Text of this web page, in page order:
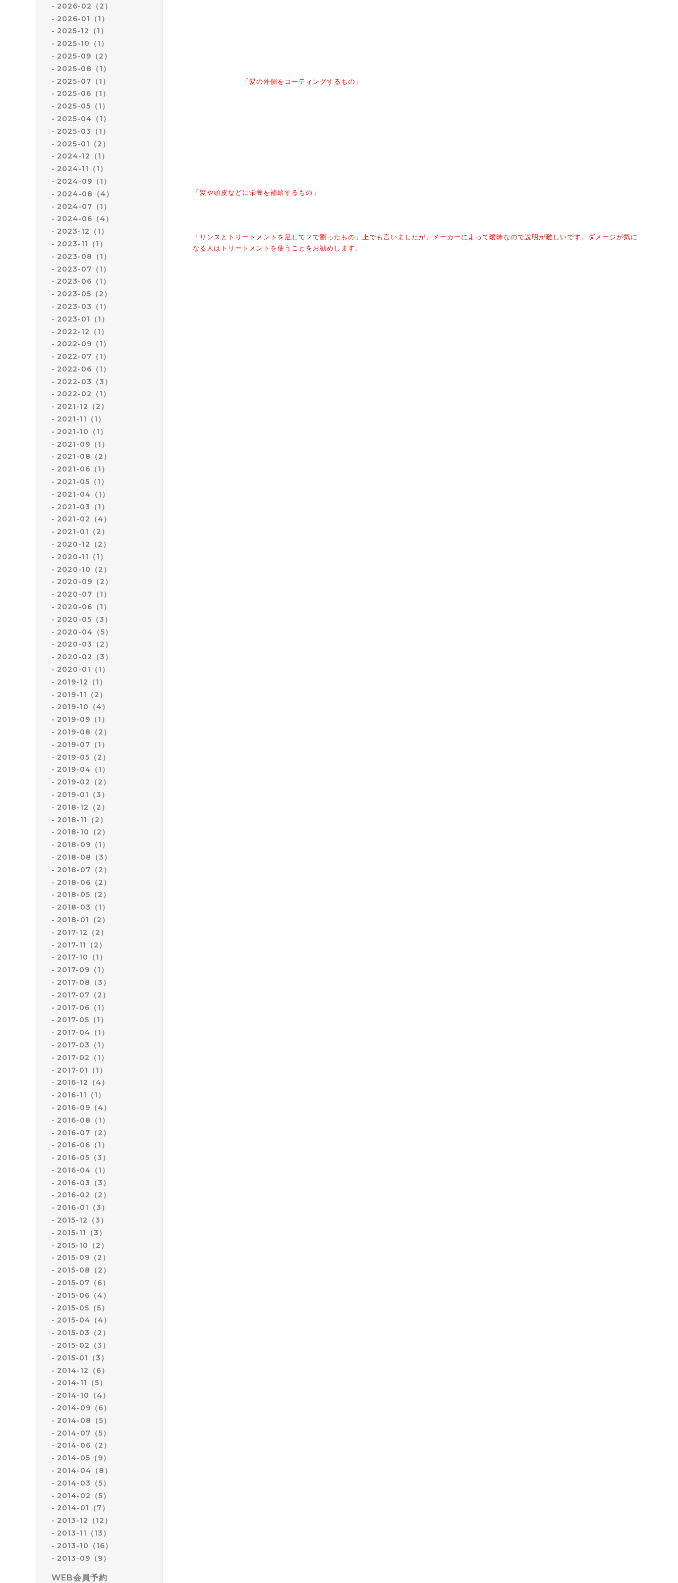
2026-02（2）
2026-01（1）
2025-12（1）
2025-10（1）
2025-09（2）
2025-08（1）
2025-07（1）
2025-06（1）
2025-05（1）
2025-04（1）
2025-03（1）
2025-01（2）
2024-12（1）
2024-11（1）
2024-09（1）
2024-08（4）
2024-07（1）
2024-06（4）
2023-12（1）
2023-11（1）
2023-08（1）
2023-07（1）
2023-06（1）
2023-05（2）
2023-03（1）
2023-01（1）
2022-12（1）
2022-09（1）
2022-07（1）
2022-06（1）
2022-03（3）
2022-02（1）
2021-12（2）
2021-11（1）
2021-10（1）
2021-09（1）
2021-08（2）
2021-06（1）
2021-05（1）
2021-04（1）
2021-03（1）
2021-02（4）
2021-01（2）
2020-12（2）
2020-11（1）
2020-10（2）
2020-09（2）
2020-07（1）
2020-06（1）
2020-05（3）
2020-04（5）
2020-03（2）
2020-02（3）
2020-01（1）
2019-12（1）
2019-11（2）
2019-10（4）
2019-09（1）
2019-08（2）
2019-07（1）
2019-05（2）
2019-04（1）
2019-02（2）
2019-01（3）
2018-12（2）
2018-11（2）
2018-10（2）
2018-09（1）
2018-08（3）
2018-07（2）
2018-06（2）
2018-05（2）
2018-03（1）
2018-01（2）
2017-12（2）
2017-11（2）
2017-10（1）
2017-09（1）
2017-08（3）
2017-07（2）
2017-06（1）
2017-05（1）
2017-04（1）
2017-03（1）
2017-02（1）
2017-01（1）
2016-12（4）
2016-11（1）
2016-09（4）
2016-08（1）
2016-07（2）
2016-06（1）
2016-05（3）
2016-04（1）
2016-03（3）
2016-02（2）
2016-01（3）
2015-12（3）
2015-11（3）
2015-10（2）
2015-09（2）
2015-08（2）
2015-07（6）
2015-06（4）
2015-05（5）
2015-04（4）
2015-03（2）
2015-02（3）
2015-01（3）
2014-12（6）
2014-11（5）
2014-10（4）
2014-09（6）
2014-08（5）
2014-07（5）
2014-06（2）
2014-05（9）
2014-04（8）
2014-03（5）
2014-02（5）
2014-01（7）
2013-12（12）
2013-11（13）
2013-10（16）
2013-09（9）
WEB会員予約
「髪の外側をコーティングするもの」
「髪や頭皮などに栄養を補給するもの」
「リンスとトリートメントを足して２で割ったもの」上でも言いま したが、メーカーによって曖昧なので説明が難しいです。ダメージが気に
なる人はトリートメントを使うことをお勧めします。